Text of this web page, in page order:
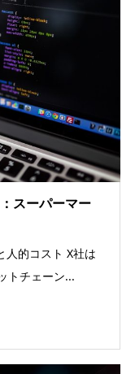
スーパーマー
人的コスト X社は
トチェーン...